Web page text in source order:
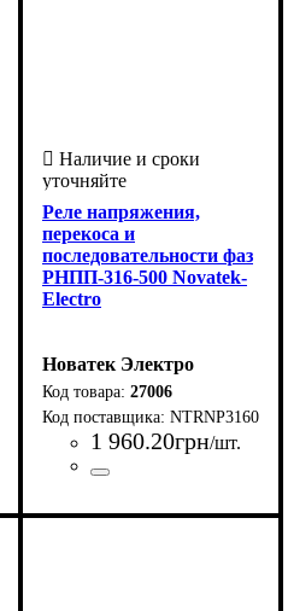
Реле напряжения,
перекоса и
последовательности фаз
РНПП-316-500 Novatek-
Electro
Новатек Электро
27006
NTRNP3160
1 960.20грн/шт.